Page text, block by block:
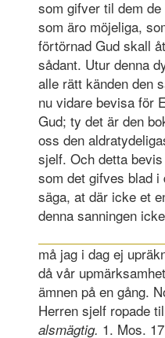
som gifver til dem
som äro möjeliga,
förtörnad Gud skall
sådant. Utur denna
alle rätt känden den
nu vidare bevisa för
Gud; ty det är den
oss den
sjelf. Och detta
som det gifves blad
säga, at där icke et
denna sanningen
må jag i dag ej
då vår
ämnen på en gång.
Herren sjelf ropade
alsmägtig. 1. Mos.